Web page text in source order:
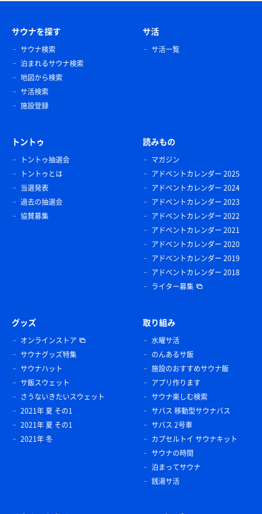
サウナを探す
サウナ検索
泊まれるサウナ検索
地図から検索
サ活検索
施設登録
サ活
サ活一覧
トントゥ
トントゥ抽選会
トントゥとは
当選発表
過去の抽選会
協賛募集
読みもの
マガジン
アドベントカレンダー 2025
アドベントカレンダー 2024
アドベントカレンダー 2023
アドベントカレンダー 2022
アドベントカレンダー 2021
アドベントカレンダー 2020
アドベントカレンダー 2019
アドベントカレンダー 2018
ライター募集
グッズ
オンラインストア
サウナグッズ特集
サウナハット
サ飯スウェット
さうないきたいスウェット
2021年 夏 その1
2021年 夏 その1
2021年 冬
取り組み
水曜サ活
のんあるサ飯
施設のおすすめサウナ飯
アプリ作ります
サウナ楽しむ検索
サバス 移動型サウナバス
サバス 2号車
カプセルトイ サウナキット
サウナの時間
泊まってサウナ
銭湯サ活